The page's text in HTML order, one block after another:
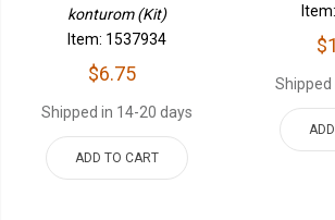
konturom (Kit)
Item: 1537934
$6.75
Shipped in 14-20 days
ADD TO CART
Shipped